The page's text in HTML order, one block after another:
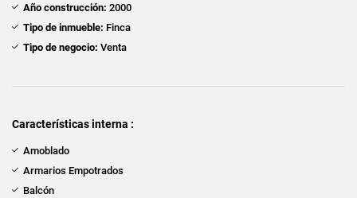
Año construcción: 2000
Tipo de inmueble: Finca
Tipo de negocio: Venta
Características interna :
Amoblado
Armarios Empotrados
Balcón